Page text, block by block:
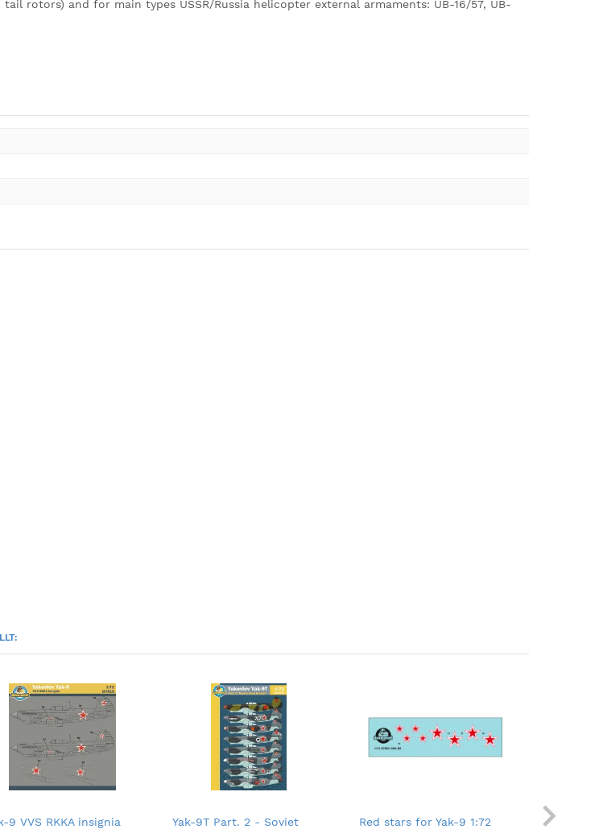
rotors) and for main types USSR/Russia helicopter external armaments: UB-16/57, UB-
9 VVS RKKA insignia
Yak-9T Part. 2 - Soviet
Red stars for Yak-9 1:72
Yak-9B/